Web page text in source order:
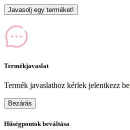
Javasolj egy terméket!
Termékjavaslat
Termék javaslathoz kérlek jelentkezz be
Bezárás
Hűségpontok beváltása